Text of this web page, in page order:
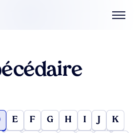
E F G H I J K